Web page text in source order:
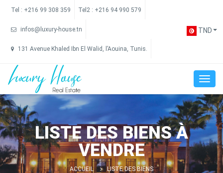
Tel : +216 99 308 359 Tel2 : +216 94 990 579
infos@luxury-house.tn
131 Avenue Khaled Ibn El Walid, l’Aouina, Tunis.
TND
LISTE DES BIENS À
VENDRE
ACCUEIL LISTE DES BIENS